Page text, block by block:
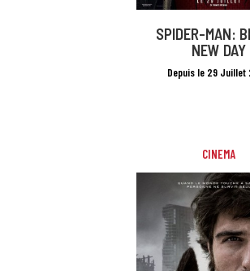
SPIDER-MAN:
NEW DAY
Depuis le 29 Juillet
CINEMA